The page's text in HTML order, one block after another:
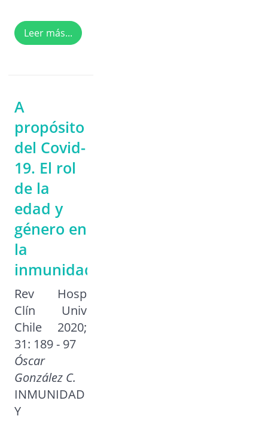
Leer más...
A
propósito
del Covid-
19. El rol
de la
edad y
género en
la
inmunidad
Rev Hosp
Clín Univ
Chile 2020;
31: 189 - 97
Óscar
González C.
INMUNIDAD
Y